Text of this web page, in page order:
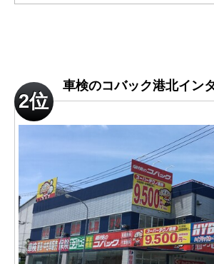
2位
車検のコバック港北イン